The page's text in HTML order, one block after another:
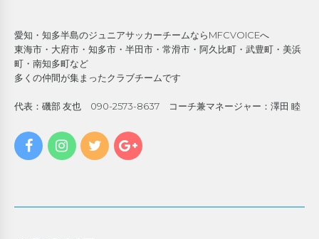
愛知・知多半島のジュニアサッカーチームならMFCVOICEへ
東海市・大府市・知多市・半田市・常滑市・阿久比町・武豊町・美浜
町・南知多町など
多くの仲間が集まったクラブチームです
代表：磯部 友也 090-2573-8637 コーチ兼マネージャー：澤田 睦